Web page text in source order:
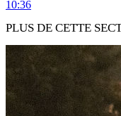
10:36
PLUS DE CETTE